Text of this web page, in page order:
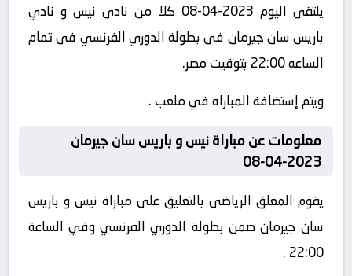
يلتقى اليوم 2023-04-08 كلا من نادى نيس و نادي
باريس سان جيرمان فى بطولة الدوري الفرنسي فى تمام
الساعه 22:00 بتوقيت مصر.
ويتم إستضافة المباراه في ملعب .
معلومات عن مباراة نيس و باريس سان جيرمان
2023-04-08
يقوم المعلق الرياضى بالتعليق على مباراة نيس و باريس
سان جيرمان ضمن بطولة الدوري الفرنسي وفي الساعة
22:00 .